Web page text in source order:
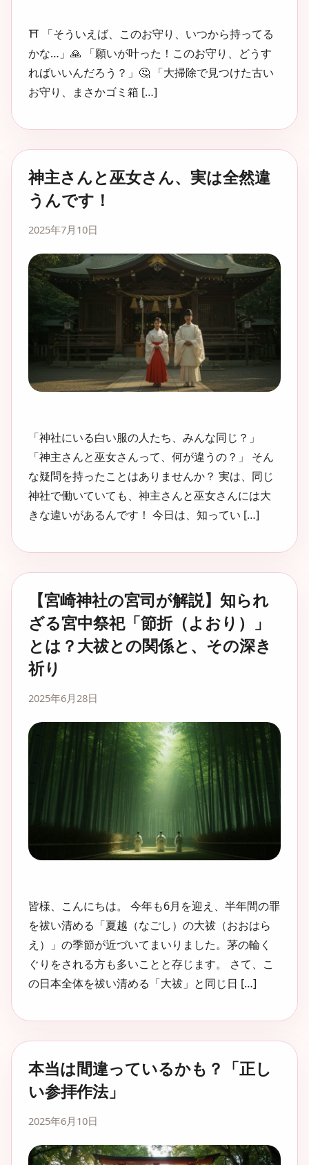
⛩️ 「そういえば、このお守り、いつから持ってる
かな…」🙏 「願いが叶った！このお守り、どうす
ればいいんだろう？」🤔 「大掃除で見つけた古い
お守り、まさかゴミ箱 […]
神主さんと巫女さん、実は全然違
うんです！
2025年7月10日
「神社にいる白い服の人たち、みんな同じ？」
「神主さんと巫女さんって、何が違うの？」 そん
な疑問を持ったことはありませんか？ 実は、同じ
神社で働いていても、神主さんと巫女さんには大
きな違いがあるんです！ 今日は、知ってい […]
【宮崎神社の宮司が解説】知られ
ざる宮中祭祀「節折（よおり）」
とは？大祓との関係と、その深き
祈り
2025年6月28日
皆様、こんにちは。 今年も6月を迎え、半年間の罪
を祓い清める「夏越（なごし）の大祓（おおはら
え）」の季節が近づいてまいりました。茅の輪く
ぐりをされる方も多いことと存じます。 さて、こ
の日本全体を祓い清める「大祓」と同じ日 […]
本当は間違っているかも？「正し
い参拝作法」
2025年6月10日